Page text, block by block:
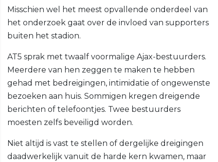
Misschien wel het meest opvallende onderdeel van
het onderzoek gaat over de invloed van supporters
buiten het stadion.
AT5 sprak met twaalf voormalige Ajax-bestuurders.
Meerdere van hen zeggen te maken te hebben
gehad met bedreigingen, intimidatie of ongewenste
bezoeken aan huis. Sommigen kregen dreigende
berichten of telefoontjes. Twee bestuurders
moesten zelfs beveiligd worden.
Niet altijd is vast te stellen of dergelijke dreigingen
daadwerkelijk vanuit de harde kern kwamen, maar